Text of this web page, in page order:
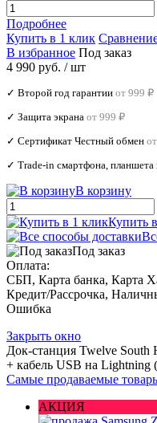
Подробнее
Купить в 1 клик
В избранное Под заказ
4 990 руб. / шт
✓ Второй год гарантии от 999 ₽
✓ Защита экрана от 999 ₽
✓ Сертификат Честный обмен
✓ Trade‑in смартфона, планшета
В корзину
Купить
Под заказ
Оплата:
СБП, Карта банка, Карта
Кредит/Рассрочка,
Ошибка
Закрыть окно
Док-станция Twelve South
+ кабель USB на Lightning
Самые продаваемые
АКЦИЯ